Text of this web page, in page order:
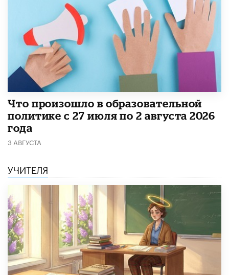
​Что произошло в образовательной
политике с 27 июля по 2 августа 2026
года
3 АВГУСТА
УЧИТЕЛЯ